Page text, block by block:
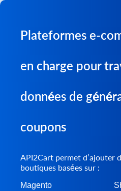
Plateformes e-
en charge pour
données de
coupons
API2Cart permet d’ajouter
boutiques basées sur :
Magento